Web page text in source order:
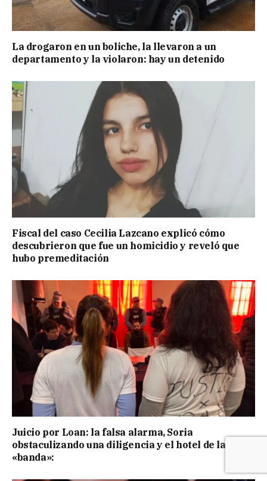
La drogaron en un boliche, la llevaron a un
departamento y la violaron: hay un detenido
Fiscal del caso Cecilia Lazcano explicó cómo
descubrieron que fue un homicidio y reveló que
hubo premeditación
Juicio por Loan: la falsa alarma, Soria
obstaculizando una diligencia y el hotel de la
«banda»: